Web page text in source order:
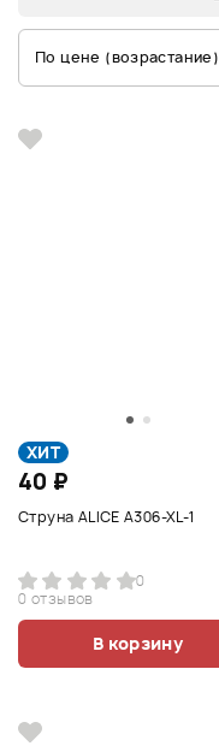
По цене (возрастание)
ХИТ
40 ₽
Струна ALICE A306-XL-1
0
0 отзывов
В корзину